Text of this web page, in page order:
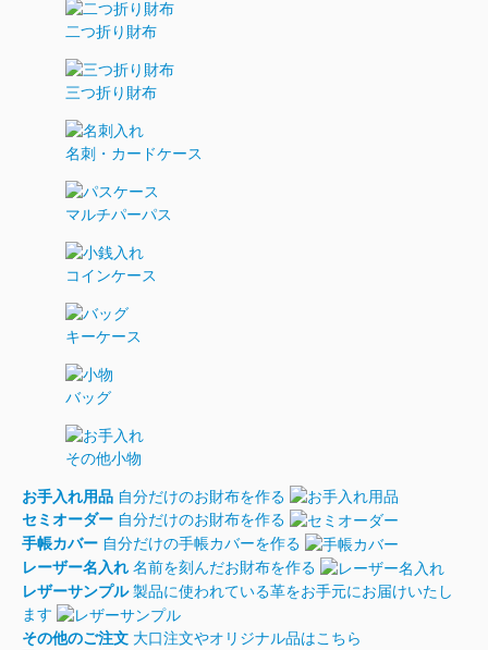
二つ折り財布
三つ折り財布
名刺・カードケース
マルチパーパス
コインケース
キーケース
バッグ
その他小物
お手入れ用品 自分だけのお財布を作る
セミオーダー 自分だけのお財布を作る
手帳カバー 自分だけの手帳カバーを作る
レーザー名入れ 名前を刻んだお財布を作る
レザーサンプル製品に使われている革をお手元にお届けいたし
ます
その他のご注文 大口注文やオリジナル品はこちら